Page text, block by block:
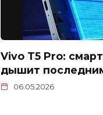
Vivo T5 Pro:
дышит
06.05.2026